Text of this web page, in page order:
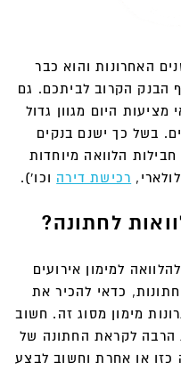
האחרונות והוא כבר
הבנק הקרוב לביתכם. גם
היום מגוון גדול
בשל כך ישנם בנקים
הלוואה מיוחדות
רכישת דירה וכו').
לחתונה?
למימון אירועים
חתונות, כדאי להכיר את
מימון מסוג זה. חשוב
הרבה לקראת החתונה של
כזו או אחרת וחשוב לבצע